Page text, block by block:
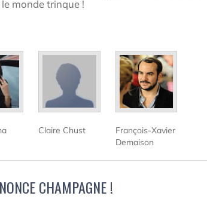
monde trinque !
Claire Chust
François-Xavier
Demaison
CHAMPAGNE !